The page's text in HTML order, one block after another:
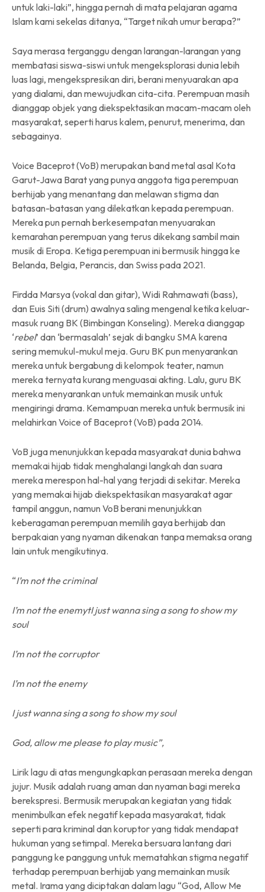
untuk laki-laki”, hingga pernah di mata pelajaran agama
Islam kami sekelas ditanya, “Target nikah umur berapa?”
Saya merasa terganggu dengan larangan-larangan yang
membatasi siswa-siswi untuk mengeksplorasi dunia lebih
luas lagi, mengekspresikan diri, berani menyuarakan apa
yang dialami, dan mewujudkan cita-cita. Perempuan masih
dianggap objek yang diekspektasikan macam-macam oleh
masyarakat, seperti harus kalem, penurut, menerima, dan
sebagainya.
Voice Baceprot (VoB) merupakan band metal asal Kota
Garut-Jawa Barat yang punya anggota tiga perempuan
berhijab yang menantang dan melawan stigma dan
batasan-batasan yang dilekatkan kepada perempuan.
Mereka pun pernah berkesempatan menyuarakan
kemarahan perempuan yang terus dikekang sambil main
musik di Eropa. Ketiga perempuan ini bermusik hingga ke
Belanda, Belgia, Perancis, dan Swiss pada 2021.
Firdda Marsya (vokal dan gitar), Widi Rahmawati (bass),
dan Euis Siti (drum) awalnya saling mengenal ketika keluar-
masuk ruang BK (Bimbingan Konseling). Mereka dianggap
‘rebel’ dan ‘bermasalah’ sejak di bangku SMA karena
sering memukul-mukul meja. Guru BK pun menyarankan
mereka untuk bergabung di kelompok teater, namun
mereka ternyata kurang menguasai akting. Lalu, guru BK
mereka menyarankan untuk memainkan musik untuk
mengiringi drama. Kemampuan mereka untuk bermusik ini
melahirkan Voice of Baceprot (VoB) pada 2014.
VoB juga menunjukkan kepada masyarakat dunia bahwa
memakai hijab tidak menghalangi langkah dan suara
mereka merespon hal-hal yang terjadi di sekitar. Mereka
yang memakai hijab diekspektasikan masyarakat agar
tampil anggun, namun VoB berani menunjukkan
keberagaman perempuan memilih gaya berhijab dan
berpakaian yang nyaman dikenakan tanpa memaksa orang
lain untuk mengikutinya.
“I’m not the criminal
I’m not the enemytI just wanna sing a song to show my
soul
I’m not the corruptor
I’m not the enemy
I just wanna sing a song to show my soul
God, allow me please to play music”,
Lirik lagu di atas mengungkapkan perasaan mereka dengan
jujur. Musik adalah ruang aman dan nyaman bagi mereka
berekspresi. Bermusik merupakan kegiatan yang tidak
menimbulkan efek negatif kepada masyarakat, tidak
seperti para kriminal dan koruptor yang tidak mendapat
hukuman yang setimpal. Mereka bersuara lantang dari
panggung ke panggung untuk mematahkan stigma negatif
terhadap perempuan berhijab yang memainkan musik
metal. Irama yang diciptakan dalam lagu “God, Allow Me